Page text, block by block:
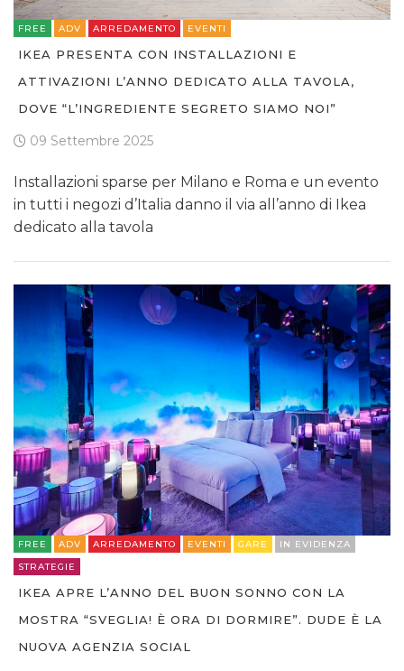
FREE ADV ARREDAMENTO EVENTI
IKEA PRESENTA CON INSTALLAZIONI E
ATTIVAZIONI L’ANNO DEDICATO ALLA TAVOLA,
DOVE “L’INGREDIENTE SEGRETO SIAMO NOI”
09 Settembre 2025
Installazioni sparse per Milano e Roma e un evento
in tutti i negozi d’Italia danno il via all’anno di Ikea
dedicato alla tavola
FREE ADV ARREDAMENTO EVENTI GARE
IN EVIDENZA
STRATEGIE
IKEA APRE L’ANNO DEL BUON SONNO CON LA
MOSTRA “SVEGLIA! È ORA DI DORMIRE”. DUDE È LA
NUOVA AGENZIA SOCIAL